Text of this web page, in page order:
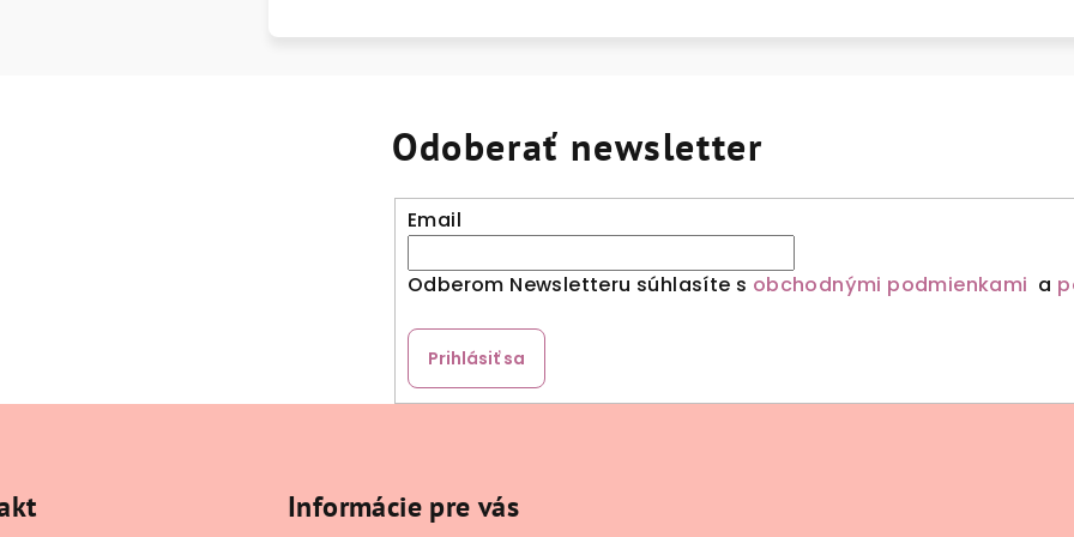
Odoberať newsletter
Email
Odberom Newsletteru súhlasíte s obchodnými podmienkami a
Prihlásiť sa
Informácie pre vás